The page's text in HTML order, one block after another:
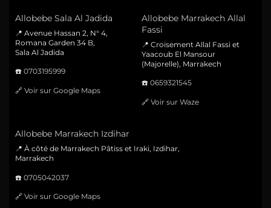
Allobebe Sala Al Jadida
📍 Avenue Hassan 2, N° 4,
Romana Garden 34 B,
Sala Al Jadida
☎️ 0703195999
🔗 Voir sur Google Maps
Allobebe Marrakech Allal
Fassi
📍 Croisement Allal Fassi et
Yaacoub El Mansour
(Majorelle), Marrakech
☎️ 0659321545
🔗 Voir sur Waze
Allobebe Marrakech Izdihar
📍 À côté de Marrakech Pâtiss et Iraki, Izdihar,
Marrakech
☎️ 0705042037
🔗 Voir sur Google Maps